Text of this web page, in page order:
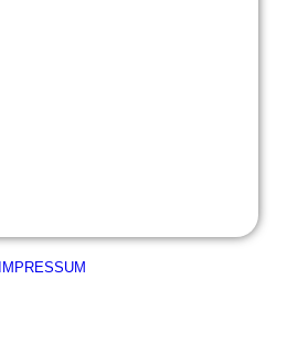
IMPRESSUM